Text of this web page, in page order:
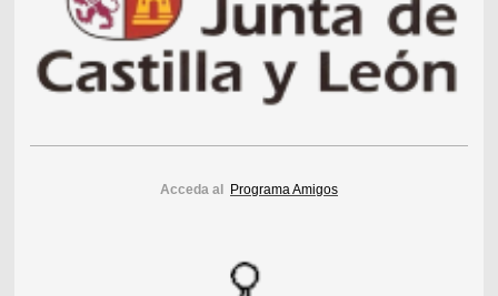
Acceda al Programa Amigos